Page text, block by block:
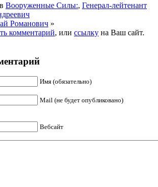
Вооруженные Силы:, Генерал-лейтенант
Романович »
комментарий, или ссылку на Ваш сайт.
Имя (обязательно)
Mail (не будет опубликовано)
Вебсайт